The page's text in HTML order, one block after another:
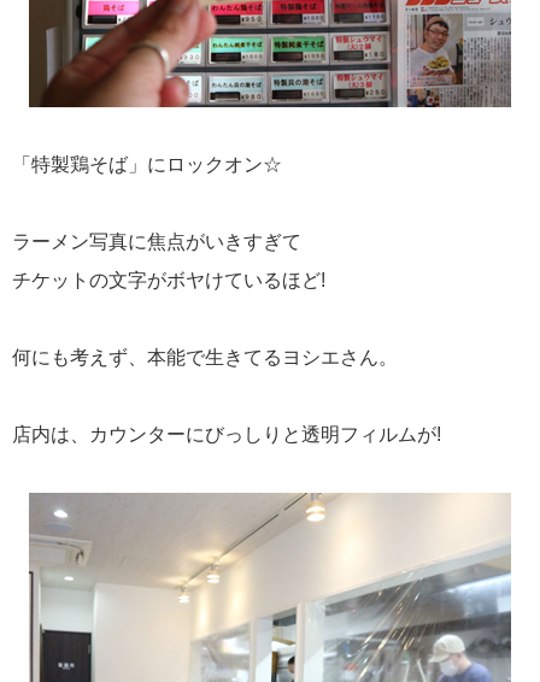
「特製鶏そば」にロックオン☆
ラーメン写真に焦点がいきすぎて
チケットの文字がボヤけているほど!
何にも考えず、本能で生きてるヨシエさん。
店内は、カウンターにびっしりと透明フィルムが!